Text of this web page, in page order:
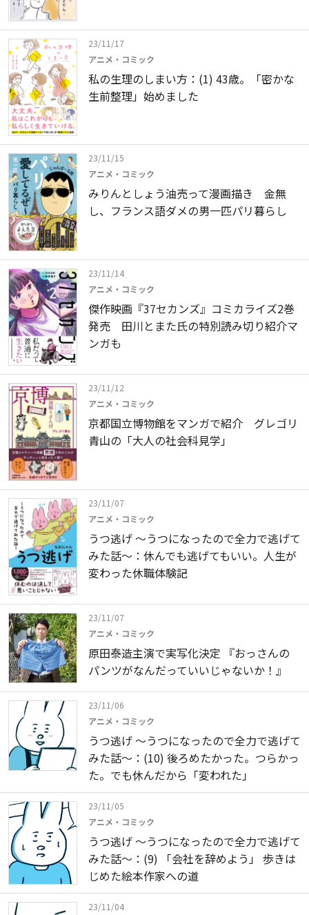
23/11/17
アニメ・コミック
私の生理のしまい方：(1) 43歳。「密かな
生前整理」始めました
23/11/15
アニメ・コミック
みりんとしょう油売って漫画描き 金無
し、フランス語ダメの男一匹パリ暮らし
23/11/14
アニメ・コミック
傑作映画『37セカンズ』コミカライズ2巻
発売 田川とまた氏の特別読み切り紹介マ
ンガも
23/11/12
アニメ・コミック
京都国立博物館をマンガで紹介 グレゴリ
青山の「大人の社会科見学」
23/11/07
アニメ・コミック
うつ逃げ ～うつになったので全力で逃げて
みた話～：休んでも逃げてもいい。人生が
変わった休職体験記
23/11/07
アニメ・コミック
原田泰造主演で実写化決定 『おっさんの
パンツがなんだっていいじゃないか！』
23/11/06
アニメ・コミック
うつ逃げ ～うつになったので全力で逃げて
みた話～：(10) 後ろめたかった。つらかっ
た。でも休んだから「変われた」
23/11/05
アニメ・コミック
うつ逃げ ～うつになったので全力で逃げて
みた話～：(9) 「会社を辞めよう」 歩きは
じめた絵本作家への道
23/11/04